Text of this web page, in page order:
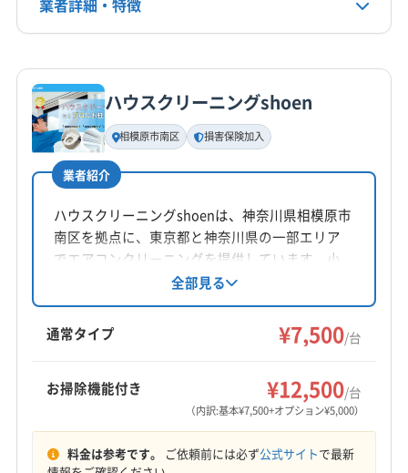
(東京都) 三鷹市
(東京都) 渋谷区
(東京都) 昭島市
(東京都) 世田谷区
(東京都) 千代田区
(東京都) 多摩市
(東京都) 町田市
(東京都) 調布市
(東京都) 八王子市
(東京都) 府中市
(東京都) 立川市
定休日
年中無休
電話番号
非公開
公式HP
公式サイトを見る
業者詳細・特徴
基本情報
代表者名
内山潤一
所在地
神奈川県相模原市中央区並木4-22-24
対応地域
相模原市南区 相模原市緑区
横浜市旭区
横浜市磯子区 横浜市栄区
横浜市金沢区
横浜市戸塚区
横浜市港北区
横浜市青葉区
横浜市泉区
横浜市鶴見区
横浜市保土ケ谷区
横浜市緑区
海老名市 厚木市 座間市
秦野市
川崎市宮前区
川崎市幸区 川崎市高津区 川崎市川崎区
9:00〜18:00
ハウスクリーニングshoen
相模原市南区 損害保険加入
業者紹介
ハウスクリーニングshoenは、神奈川県相模原市
南区を拠点に、東京都と神奈川県の一部エリア
でエアコンクリーニングを提供しています。小
島直樹氏が店長を務め、損害保険加入済み。複
数台割引や消臭抗菌コートなどのオプションも
用意されています。丁寧な作業で快適な空間を
実現します。
全部見る
通常タイプ ¥7,500/台
お掃除機能付き ¥12,500/台
（内訳:基本¥7,500+オプション¥5,000）
料金は参考です。 ご依頼前には必ず公式サイトで最新